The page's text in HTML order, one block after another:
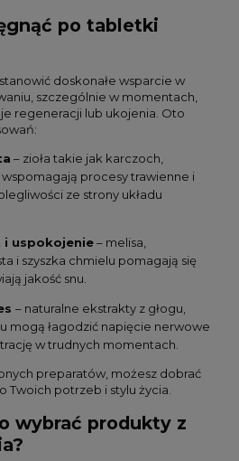
po tabletki
doskonałe wsparcie w
szczególnie w momentach,
regeneracji lub ukojenia. Oto
– zioła takie jak karczoch,
procesy trawienne i
ze strony układu
i uspokojenie– melisa,
i szyszka chmielu pomagają się
jakość snu.
– naturalne ekstrakty z głogu,
mogą łagodzić napięcie nerwowe
w trudnych momentach.
preparatów, możesz dobrać
potrzeb i stylu życia.
wybrać produkty z